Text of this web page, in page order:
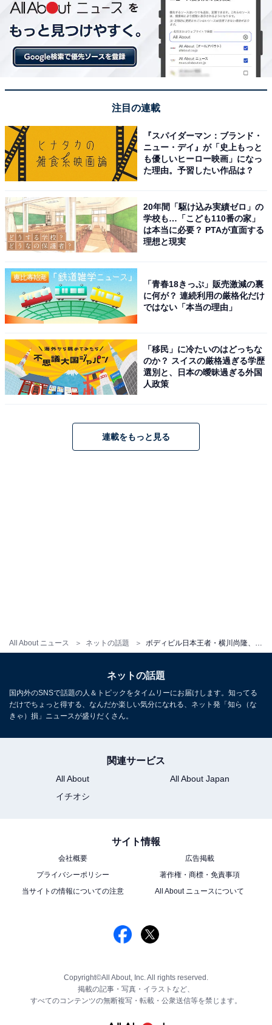
All About ニュース ネットの話題
注目の連載
『スパイダーマン：ブランド・
ニュー・デイ』が「史上もっと
も優しいヒーロー映画」になっ
た理由。予習したい作品は？
20年間「駆け込み実績ゼロ」の
学校も…「こども110番の家」
は本当に必要？ PTAが直面する
理想と現実
「青春18きっぷ」販売激減の裏
に何が？ 連続利用の厳格化だけ
ではない「本当の理由」
「移民」に冷たいのはどっちな
のか？ スイスの厳格過ぎる学歴
選別と、日本の曖昧過ぎる外国
人政策
連載をもっと見る
ネットの話題
国内外のSNSで話題の人＆トピックをタイムリーにお届けします。知ってる
だけでちょっと得する、なんだか楽しい気分になれる、ネット発「知ら（な
きゃ）損」ニュースが盛りだくさん。
関連サービス
All About
All About Japan
イチオシ
サイト情報
会社概要
広告掲載
プライバシーポリシー
著作権・商標・免責事項
当サイトの情報についての注意
All About ニュースについて
Copyright©All About, Inc. All rights reserved.
掲載の記事・写真・イラストなど、
すべてのコンテンツの無断複写・転載・公衆送信等を禁じます。